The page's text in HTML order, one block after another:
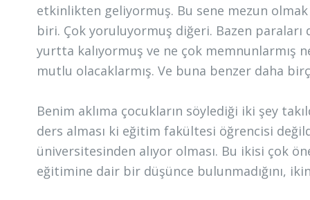
etkinlikten geliyormuş. Bu sene mezun olmak
biri. Çok yoruluyormuş diğeri. Bazen
yurtta kalıyormuş ve ne çok memnunlarmış
mutlu olacaklarmış. Ve buna benzer daha
Benim aklıma çocukların söylediği iki şey
ders alması ki eğitim fakültesi öğrencisi
üniversitesinden alıyor olması. Bu ikisi çok
eğitimine dair bir düşünce bulunmadığını,